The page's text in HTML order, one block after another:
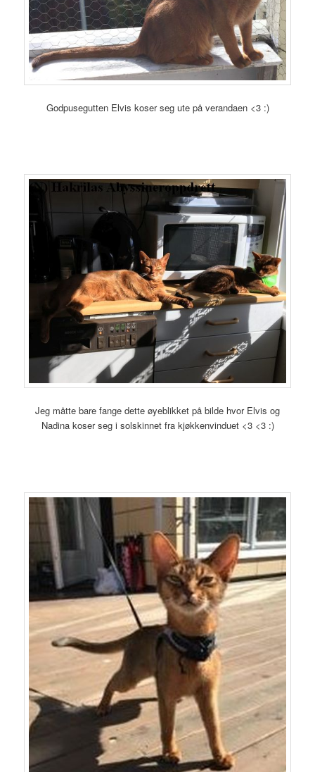
Godpusegutten Elvis koser seg ute på verandaen <3 :)
Jeg måtte bare fange dette øyeblikket på bilde hvor Elvis og
Nadina koser seg i solskinnet fra kjøkkenvinduet <3 <3 :)